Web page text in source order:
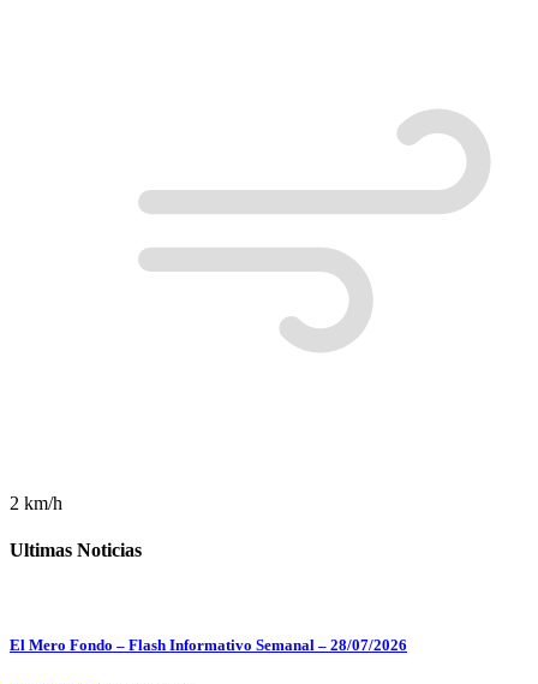
2 km/h
Ultimas Noticias
El Mero Fondo – Flash Informativo Semanal – 28/07/2026